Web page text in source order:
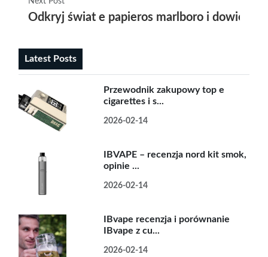
Odkryj świat e papieros marlboro i dowiedz
Latest Posts
Przewodnik zakupowy top e
cigarettes i s...
2026-02-14
IBVAPE – recenzja nord kit smok,
opinie ...
2026-02-14
IBvape recenzja i porównanie
IBvape z cu...
2026-02-14